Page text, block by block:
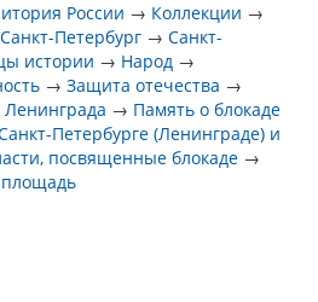
России → Коллекции →
Санкт-Петербург →Санкт-
истории → Народ →
→Защита отечества →
→ Память о блокаде
Петербурге (Ленинграде) и
посвященные блокаде →